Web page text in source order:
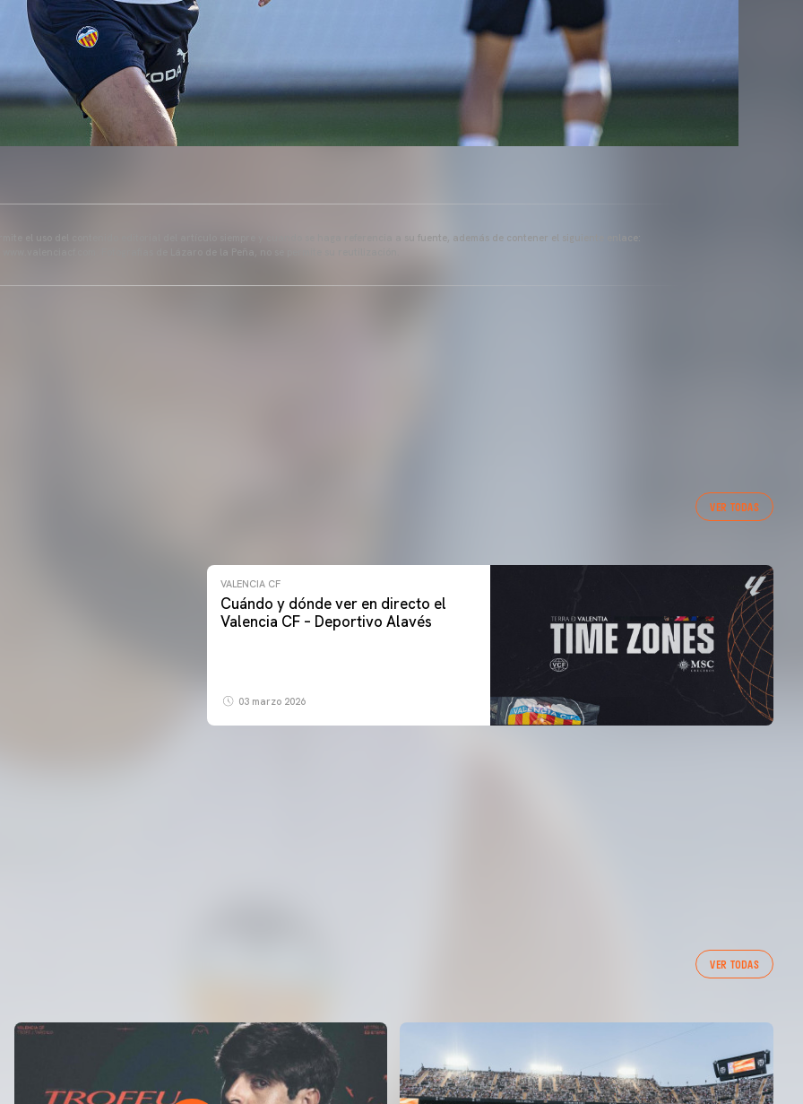
el uso del contenido editorial del artículo siempre y cuando se haga referencia a su fuente, además de contener el siguiente enlace:
VER TODAS
VALENCIA CF
Cuándo y dónde ver en directo el
Valencia CF – Deportivo Alavés
03 marzo 2026
VER TODAS